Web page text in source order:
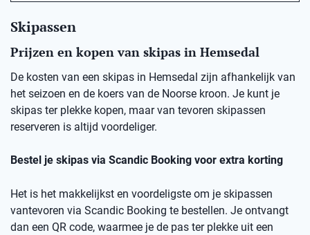
Skipassen
Prijzen en kopen van skipas in Hemsedal
De kosten van een skipas in Hemsedal zijn afhankelijk van
het seizoen en de koers van de Noorse kroon. Je kunt je
skipas ter plekke kopen, maar van tevoren skipassen
reserveren is altijd voordeliger.
Bestel je skipas via Scandic Booking voor extra korting
Het is het makkelijkst en voordeligste om je skipassen
vantevoren via Scandic Booking te bestellen. Je ontvangt
dan een QR code, waarmee je de pas ter plekke uit een